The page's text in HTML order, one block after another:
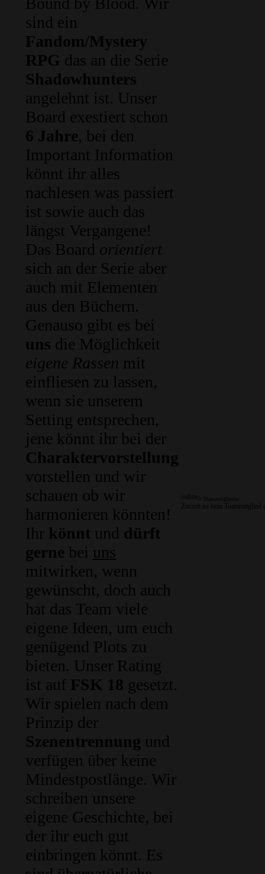
sind ein
Fandom/Mystery
RPG das an die Serie
Shadowhunters
angelehnt ist. Unser
Board exestiert schon
6 Jahre, bei den
Important Information
könnt ihr alles
nachlesen was passiert
ist sowie auch das
längst Vergangene!
Das Board orientiert
sich an der Serie aber
auch mit Elementen
aus den Büchern.
Genauso gibt es bei
uns die Möglichkeit
eigene Rassen mit
einfliesen zu lassen,
wenn sie unserem
Setting entsprechen,
jene könnt ihr bei der
Charaktervorstellung
vorstellen und wir
schauen ob wir
harmonieren könnten!
Ihr könnt und dürft
gerne bei uns
mitwirken, wenn
gewünscht, doch auch
hat das Team viele
eigene Ideen, um euch
genügend Plots zu
bieten. Unser Rating
ist auf FSK 18 gesetzt.
Wir spielen nach dem
Prinzip der
Szenentrennung und
verfügen über keine
Mindestpostlänge. Wir
schreiben unsere
eigene Geschichte, bei
der ihr euch gut
einbringen könnt. Es
online
Zurzeit ist kein Teammitglied